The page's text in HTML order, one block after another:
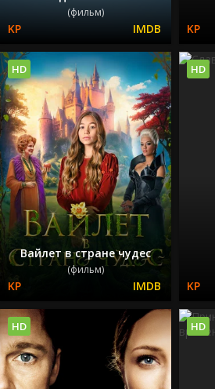
(фильм)
Вайлет в стране чудес
(фильм)
HD HD
HD HD